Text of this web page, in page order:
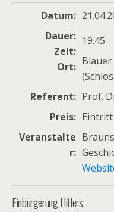
Datum
Dauer
Zeit
19.45
Ort
Referent
Prof.
Preis
Veranstalte
r
Einbürgerung Hitlers